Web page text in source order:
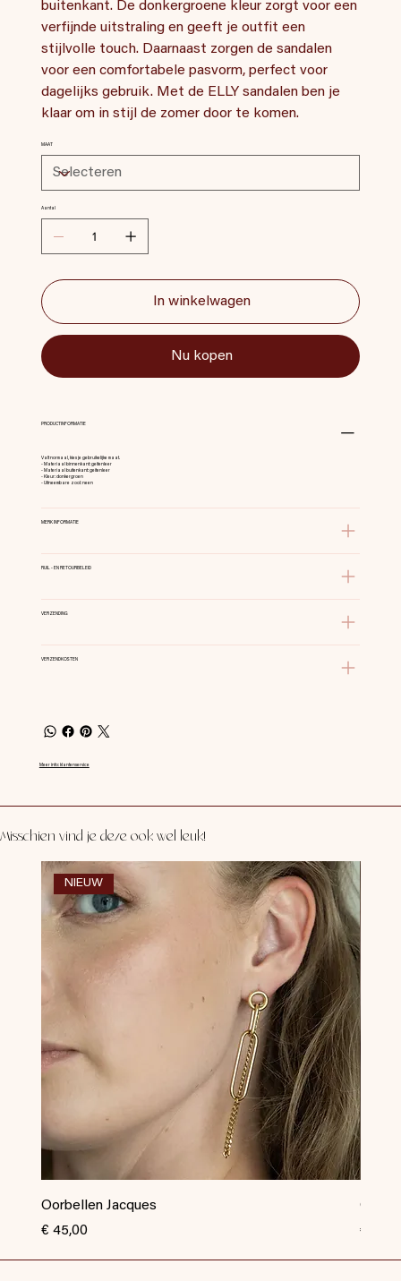
buitenkant. De donkergroene kleur zorgt voor een
verfijnde uitstraling en geeft je outfit een
stijlvolle touch. Daarnaast zorgen de sandalen
voor een comfortabele pasvorm, perfect voor
dagelijks gebruik. Met de ELLY sandalen ben je
klaar om in stijl de zomer door te komen.
MAAT
Aantal
In winkelwagen
Nu kopen
PRODUCTINFORMATIE
Valt normaal, kies je gebruikelijke maat.
- Materiaal binnenkant: geitenleer
- Materiaal buitenkant: geitenleer
- Kleur: donkergroen
- Uitneembare zool: neen
MERK INFORMATIE
RUIL - EN RETOURBELEID
VERZENDING
VERZENDKOSTEN
Meer info: klantenservice
Misschien vind je deze ook wel leuk!
NIEUW
Oorbellen Jacques
Prijs
€ 45,00
Prijs
€